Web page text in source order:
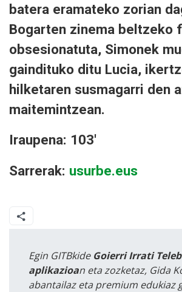
batera eramateko zorian
Bogarten zinema beltzeko
obsesionatuta, Simonek
gaindituko ditu Lucia,
hilketaren susmagarri den
maitemintzean.
Iraupena: 103'
Sarrerak: usurbe.eus
Egin GITBkide Goierri Irrati
aplikazioan eta zozketaz, Gida
abantailaz eta premium edukiaz